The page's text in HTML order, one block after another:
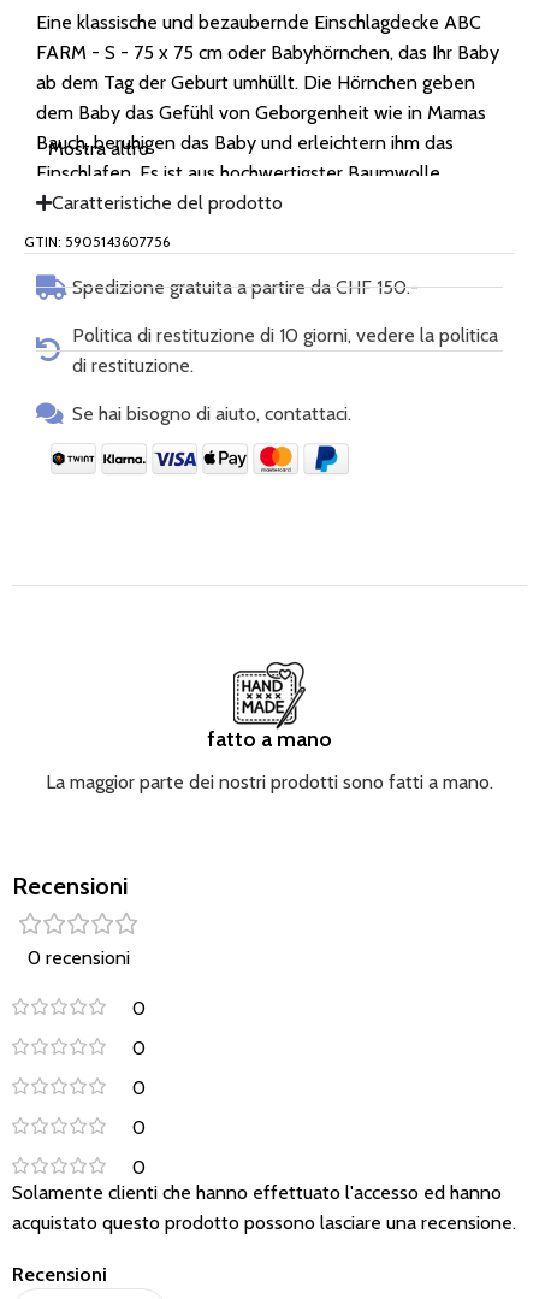
Eine klassische und bezaubernde Einschlagdecke ABC
FARM - S - 75 x 75 cm oder Babyhörnchen, das Ihr Baby
ab dem Tag der Geburt umhüllt. Die Hörnchen geben
dem Baby das Gefühl von Geborgenheit wie in Mamas
Bauch, beruhigen das Baby und erleichtern ihm das
Einschlafen. Es ist aus hochwertigster Baumwolle
gefertigt und mit zwei Füllschichten gefüllt. Die erste
Schicht ist eine Standard-Hörnchenfüllung, die steif
sicher und fest zu halten. Die zweite Schicht ist viel
dünner und luftiger, damit es für das Baby bequemer ist.
In das Hörnchen sind ausserdem Bänder eingenäht, die
Mostra altro
Caratteristiche del prodotto
GTIN: 5905143607756
Spedizione gratuita a partire da CHF 150.-
Politica di restituzione di 10 giorni, vedere la politica
di restituzione.
Se hai bisogno di aiuto, contattaci.
fatto a mano
La maggior parte dei nostri prodotti sono fatti a mano.
Recensioni
0 recensioni
0
0
0
0
0
Recensioni
Solamente clienti che hanno effettuato l'accesso ed hanno
acquistato questo prodotto possono lasciare una recensione.